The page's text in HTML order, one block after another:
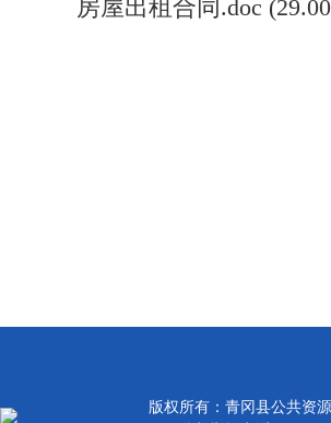
房屋出租合同.doc
版权所有：青冈县公共资